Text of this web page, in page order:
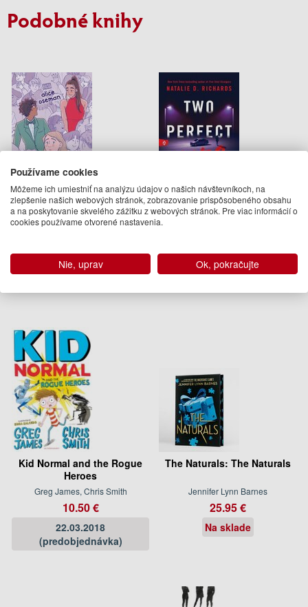
Podobné knihy
Loveless
Na sklade
Two Perfect Lies
Na sklade
Kid Normal and the Rogue
Heroes
Greg James, Chris Smith
10.50 €
22.03.2018
(predobjednávka)
The Naturals: The Naturals
Jennifer Lynn Barnes
25.95 €
Na sklade
Používame cookies
Môžeme ich umiestniť na analýzu údajov o našich návštevníkoch, na
zlepšenie našich webových stránok, zobrazovanie prispôsobeného obsahu
a na poskytovanie skvelého zážitku z webových stránok. Pre viac informácií o
cookies používame otvorené nastavenia.
Nie, uprav Ok, pokračujte